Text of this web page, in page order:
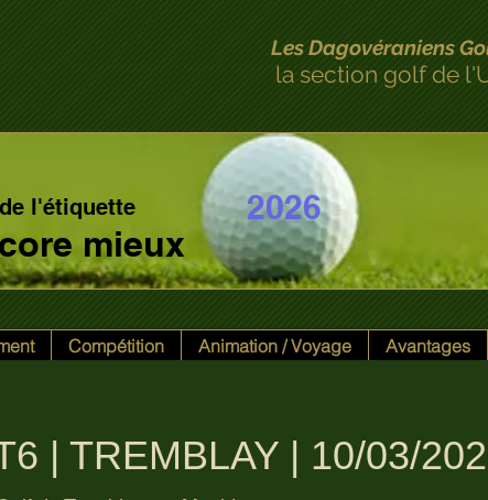
Les Dagovéraniens
la section golf de
l'étiquette
mieux
2026
Compétition Animation / Voyage Avantages
| TREMBLAY | 10/03/